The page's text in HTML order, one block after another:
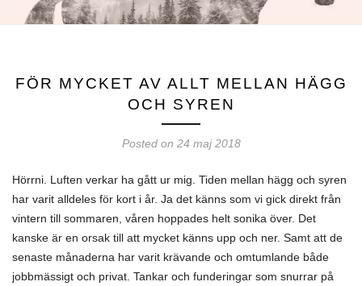
FÖR MYCKET AV ALLT MELLAN HÄGG
OCH SYREN
Posted on 24 maj 2018
Hörrni. Luften verkar ha gått ur mig. Tiden mellan hägg och syren
har varit alldeles för kort i år. Ja det känns som vi gick direkt från
vintern till sommaren, våren hoppades helt sonika över. Det
kanske är en orsak till att mycket känns upp och ner. Samt att de
senaste månaderna har varit krävande och omtumlande både
jobbmässigt och privat. Tankar och funderingar som snurrar på